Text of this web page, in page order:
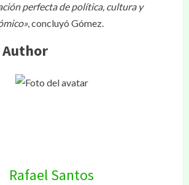
perfecta de política, cultura y
, concluyó Gómez.
Author
Rafael Santos